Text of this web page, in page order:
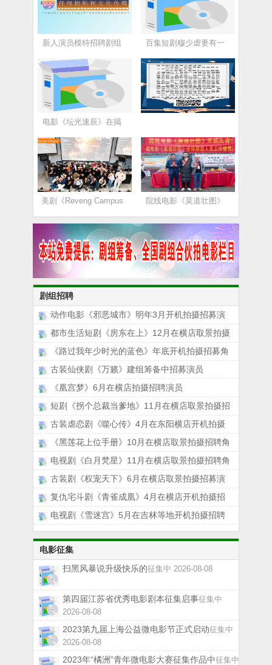
新人演员模特招聘剧组 百集短剧穆少虐妻有一
电影《坛光速辰》在揭
美剧《Reveng Campus 院线电影《莫道壮图》
剧组招聘
动作电影《邪恶城市》明年3月开机拍摄招募演
都市生活短剧《房东在上》12月在横店取景拍摄
《路过我年少时光的蓝色》年底开机拍摄招募角
古装仙侠剧《万籁》建组筹备中招募演员
《凰宫梦》6月在横店拍摄招聘演员
短剧《拐个总裁当爹地》11月在横店取景拍摄招
古装虐恋剧《噬心传》4月在东阳横店开机拍摄
《黑莲花上位手册》10月在横店取景拍摄招聘角
电视剧《白月梵星》11月在横店取景拍摄招聘角
古装剧《权宠天下》6月在横店取景拍摄招募演
复仇宅斗剧《青雀成凰》4月在横店开机拍摄招
电视剧《雪迷宫》5月在吉林等地开机拍摄招聘
电影征集
扫黑风暴说升级快乐的征集中 2026-08-08
第四届江苏省优秀电影剧本征集启事征集中
2026-08-08
2023第九届上海公益微电影节正式启动征集中
2026-08-08
2023年“橘洲”青年微电影大赛征集作品中征集中